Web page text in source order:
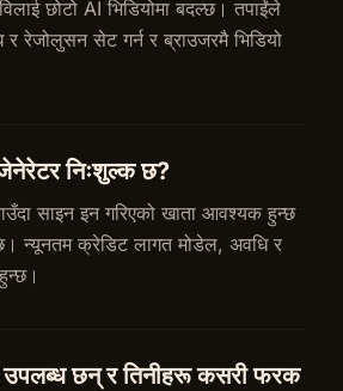
छोटो AI भिडियोमा बदल्छ। तपाईंले
र रेजोलुसन सेट गर्न र ब्राउजरमै भिडियो
निःशुल्क छ?
साइन इन गरिएको खाता आवश्यक हुन्छ
न्यूनतम क्रेडिट लागत मोडेल, अवधि र
छन् र तिनीहरू कसरी फरक